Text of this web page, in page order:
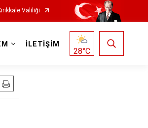
Valiliği
İLETİŞİM
28°C